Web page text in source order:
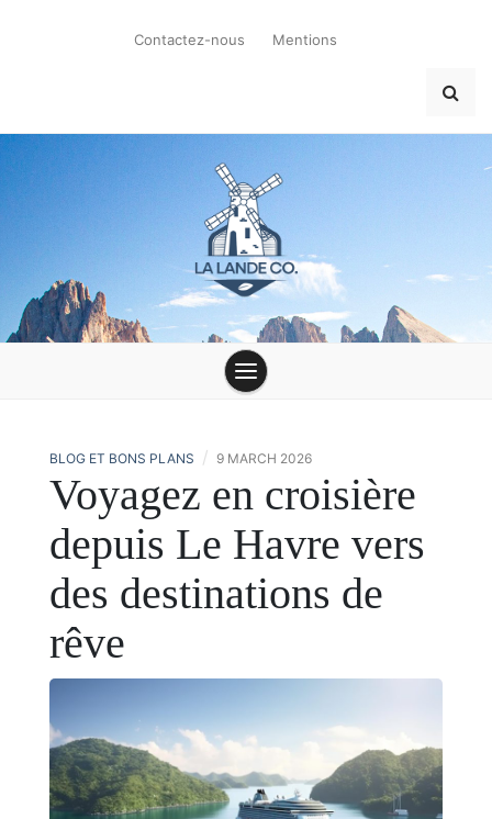
Contactez-nous Mentions
la-lande-du-
moulin.com
BLOG ET BONS PLANS / 9 MARCH 2026
Voyagez en croisière
depuis Le Havre vers
des destinations de
rêve